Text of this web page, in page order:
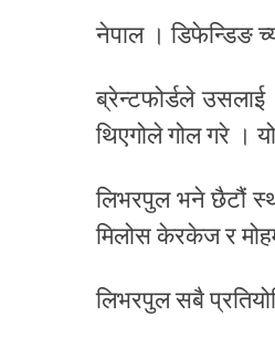
नेपाल । डिफेन्डिङ
ब्रेन्टफोर्डले
थिएगोले गोल गरे ।
लिभरपुल भने छैटौं
मिलोस केरकेज र
लिभरपुल सबै